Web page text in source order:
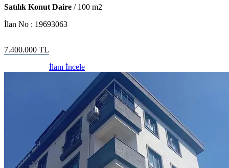
Satılık Konut Daire / 100 m2
İlan No : 19693063
7.400.000 TL
İlanı İncele